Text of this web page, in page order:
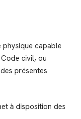
capable
civil, ou
présentes
à disposition des